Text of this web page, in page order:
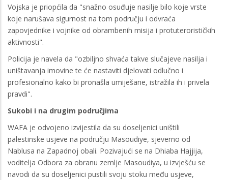
Vojska je priopćila da "snažno osuđuje nasilje bilo koje vrste
koje narušava sigurnost na tom području i odvraća
zapovjednike i vojnike od obrambenih misija i protuterorističkih
aktivnosti".
Policija je navela da "ozbiljno shvaća takve slučajeve nasilja i
uništavanja imovine te će nastaviti djelovati odlučno i
profesionalno kako bi pronašla umiješane, istražila ih i privela
pravdi".
Sukobi i na drugim područjima
WAFA je odvojeno izvijestila da su doseljenici uništili
palestinske usjeve na području Masoudiye, sjeverno od
Nablusa na Zapadnoj obali. Pozivajući se na Dhiaba Hajjija,
voditelja Odbora za obranu zemlje Masoudiya, u izvješću se
navodi da su doseljenici pustili svoju stoku među usjeve,